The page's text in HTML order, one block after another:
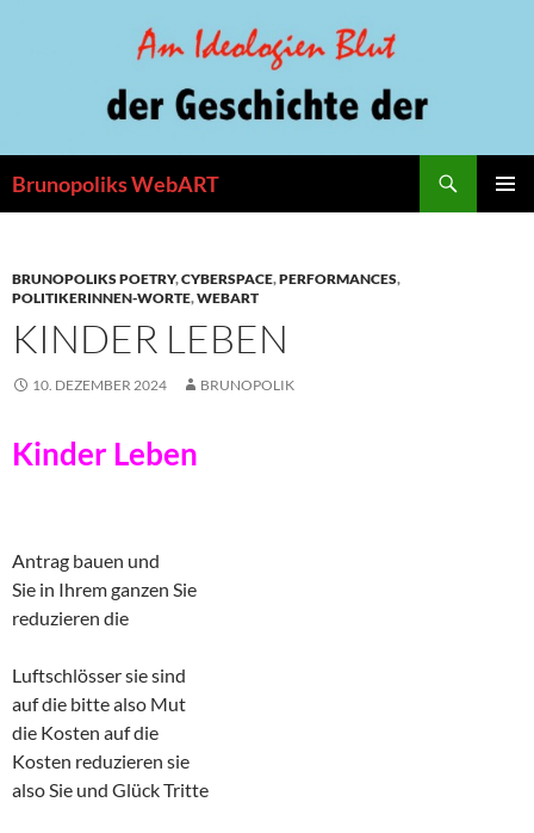
Brunopoliks WebART
BRUNOPOLIKS POETRY,CYBERSPACE,PERFORMANCES,
POLITIKERINNEN-WORTE,WEBART
KINDER LEBEN
10. DEZEMBER 2024 BRUNOPOLIK
Kinder Leben
Antrag bauen und
Sie in Ihrem ganzen Sie
reduzieren die
Luftschlösser sie sind
auf die bitte also Mut
die Kosten auf die
Kosten reduzieren sie
also Sie und Glück Tritte